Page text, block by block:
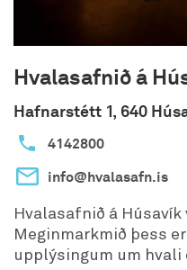
Hvalasafnið á
Hafnarstétt 1, 640
4142800
info@hvalasafn.is
Hvalasafnið á Húsavík
Meginmarkmið þess
upplýsingum um hvali